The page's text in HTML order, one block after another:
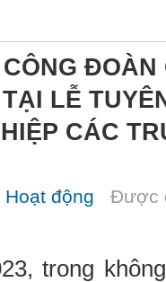
LỄ
CÁC
Hoạt động Được
trong